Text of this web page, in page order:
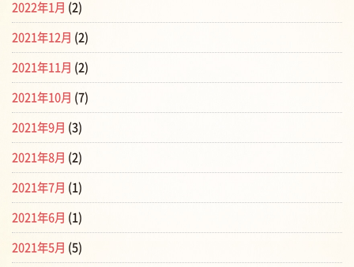
2022年1月 (2)
2021年12月 (2)
2021年11月 (2)
2021年10月 (7)
2021年9月 (3)
2021年8月 (2)
2021年7月 (1)
2021年6月 (1)
2021年5月 (5)